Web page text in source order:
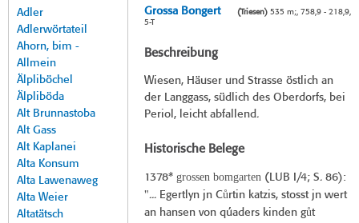
Adler
Adlerwörtateil
Ahorn, bim -
Allmein
Älpliböchel
Älpliböda
Alt Brunnastoba
Alt Gass
Alt Kaplanei
Alta Konsum
Alta Lawenaweg
Alta Weier
Altatätsch
Grossa Bongert (Triesen)535 m;, 758,9 - 218,9,
5-T
Beschreibung
Wiesen, Häuser und Strasse östlich an
der Langgass, südlich des Oberdorfs, bei
Periol, leicht abfallend.
Historische Belege
1378* grossen bomgarten( LUB I/4; S. 86):
"... Egertlyn jn Cůrtin katzis, stosst jn wert
an hansen von qúaders kinden gůt